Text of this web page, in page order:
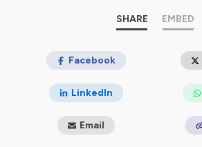
SHARE EMBED
Facebook
LinkedIn
Email